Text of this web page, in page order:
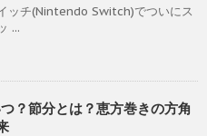
ッチ(Nintendo Switch)でついにス
...
？節分とは？恵方巻きの方角